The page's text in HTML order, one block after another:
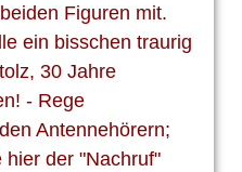
Figuren mit.
ein bisschen traurig
30 Jahre
- Rege
Antennehörern;
der "Nachruf"